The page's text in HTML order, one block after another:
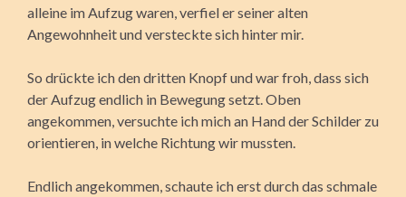
alleine im Aufzug waren, verfiel er seiner alten
Angewohnheit und versteckte sich hinter mir.
So drückte ich den dritten Knopf und war froh, dass sich
der Aufzug endlich in Bewegung setzt. Oben
angekommen, versuchte ich mich an Hand der Schilder zu
orientieren, in welche Richtung wir mussten.
Endlich angekommen, schaute ich erst durch das schmale